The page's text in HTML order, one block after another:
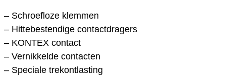
– Schroefloze klemmen
– Hittebestendige contactdragers
– KONTEX contact
– Vernikkelde contacten
– Speciale trekontlasting